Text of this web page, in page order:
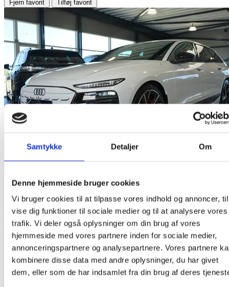
Samtykke Detaljer Om
Denne hjemmeside bruger cookies
Vi bruger cookies til at tilpasse vores indhold og annoncer,
vise dig funktioner til sociale medier og til at analysere vores
trafik. Vi deler også oplysninger om din brug af vores
hjemmeside med vores partnere inden for sociale medier,
annonceringspartnere og analysepartnere. Vores partnere
kombinere disse data med andre oplysninger, du har givet
dem, eller som de har indsamlet fra din brug af deres
Fjern favorit Tilføj favorit
El bil
Audi A6 e-tron
S-line plus performance Avant
Finansiering fra6.036 kr. / måned
Personvogn
Modelår